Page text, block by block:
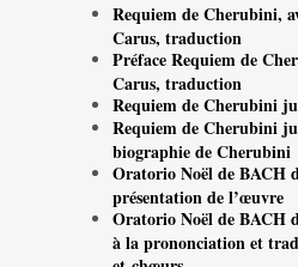
Requiem de Cherubini,
Carus, traduction
Préface Requiem de
Carus, traduction
Requiem de Cherubini
Requiem de Cherubini
biographie de Cherubini
Oratorio Noël de BACH
présentation de l’œuvre
Oratorio Noël de BACH
à la prononciation et